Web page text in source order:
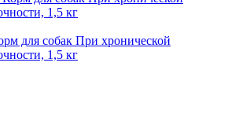
для собак При хронической
1,5 кг